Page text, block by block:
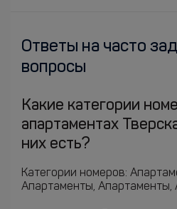
Ответы на часто
вопросы
Какие категории
апартаментах
них есть?
Категории номеров:
Апартаменты, Апартаменты,